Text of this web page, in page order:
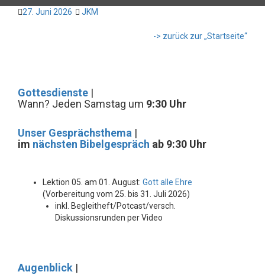
27. Juni 2026 JKM
-> zurück zur „Startseite“
Gottesdienste |
Wann? Jeden Samstag um 9:30 Uhr
Unser Gesprächsthema |
im nächsten Bibelgespräch ab 9:30 Uhr
Lektion 05. am 01. August: Gott alle Ehre
(Vorbereitung vom 25. bis 31. Juli 2026)
inkl. Begleitheft/Potcast/versch.
Diskussionsrunden per Video
Augenblick |